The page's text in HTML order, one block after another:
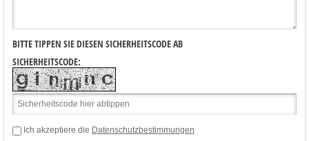
BITTE TIPPEN SIE DIESEN SICHERHEITSCODE AB
SICHERHEITSCODE:
Ich akzeptiere die Datenschutzbestimmungen